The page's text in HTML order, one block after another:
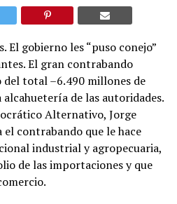
El gobierno les “puso conejo”
El gran contrabando
total –6.490 millones de
alcahuetería de las autoridades.
Alternativo, Jorge
el contrabando que le hace
industrial y agropecuaria,
de las importaciones y que